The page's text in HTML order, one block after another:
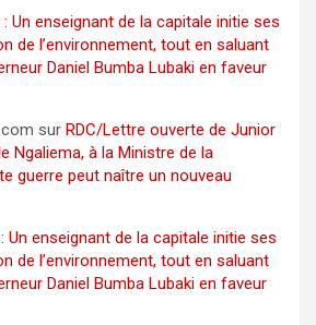
Un enseignant de la capitale initie ses
de l’environnement, tout en saluant
Daniel Bumba Lubaki en faveur
sur RDC/Lettre ouverte de Junior
Ngaliema, à la Ministre de la
guerre peut naître un nouveau
Un enseignant de la capitale initie ses
de l’environnement, tout en saluant
Daniel Bumba Lubaki en faveur